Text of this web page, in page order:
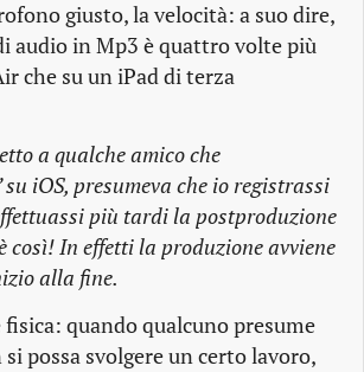
giusto, la velocità: a suo dire,
audio in Mp3 è quattro volte più
che su un iPad di terza
a qualche amico che
su iOS, presumeva che io registrassi
più tardi la postproduzione
così! In effetti la produzione avviene
alla fine.
fisica: quando qualcuno presume
possa svolgere un certo lavoro,